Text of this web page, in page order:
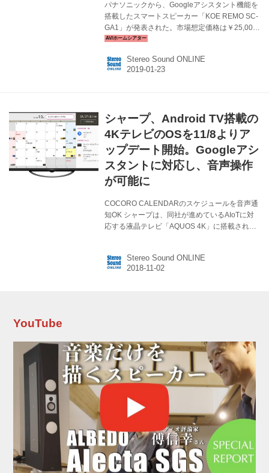
パナソニックから、Googleアシスタント機能を
搭載したスマートスピーカー「KOE REMO SC-
GA1」が発表された。市場想定価格は￥25,000
前後（税別）で、2月下旬の発売予定だ。
進むにつれ、家電を声で簡単に操作したいと考
えるユーザーが増えている。実際スマートスピ
クではそんなユーザーの声に応えるべく、SC-
GA1を発売することになった。基本機能は音声
認識による家電操作が可能なスピーカーだが、
家電操作の...
Stereo Sound ONLINE
シャープ、Android TV搭載の
4KテレビのOSを11/8よりア
ップデート開始。Googleアシ
スタントに対応し、音声操作
が可能に
COCORO CALENDARのスケジュールを音声通
知OK シャープは、同社が進めているAIoTに対
応する液晶テレビ「AQUOS 4K」に搭載されて
プデートで、Android TVのバージョンが、7.0か
ら8.0 Oreoへとなり、これによってGoogleアシ
るいは他社の対応家電な...
Stereo Sound ONLINE
YouTube